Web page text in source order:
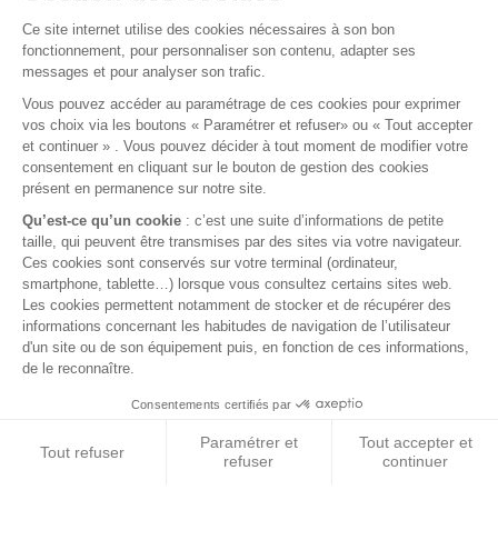
Jantes / Pneumatiques / Accessoires
Informations utiles
Nous contacter
Mentions légales
Conditions générales de vente
© 2026 BEST OF LAND - Tous droits réservés